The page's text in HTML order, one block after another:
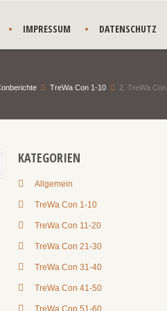
IMPRESSUM DATENSCHUTZ
TreWa Con 1-10 2. TreWa Con
KATEGORIEN
Allgemein
TreWa Con 1-10
TreWa Con 11-20
TreWa Con 21-30
TreWa Con 31-40
TreWa Con 41-50
TreWa Con 51-60